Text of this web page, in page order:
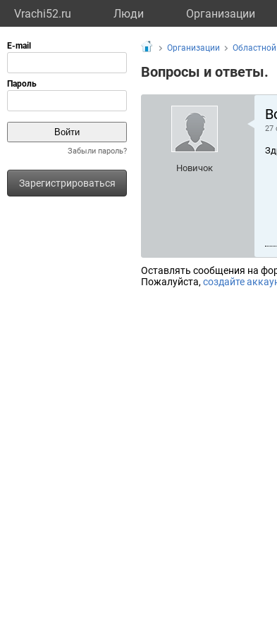
Vrachi52.ru Люди Организации
Забыли пароль?
Зарегистрироваться
Организации
Вопросы и ответы.
Новичок
27
Оставлять сообщения на
Пожалуйста, создайте